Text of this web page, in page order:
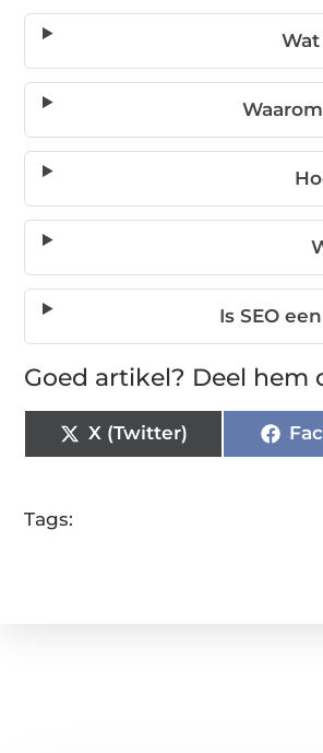
Is SEO
Goed artikel? Deel hem
X (Twitter)
Tags: